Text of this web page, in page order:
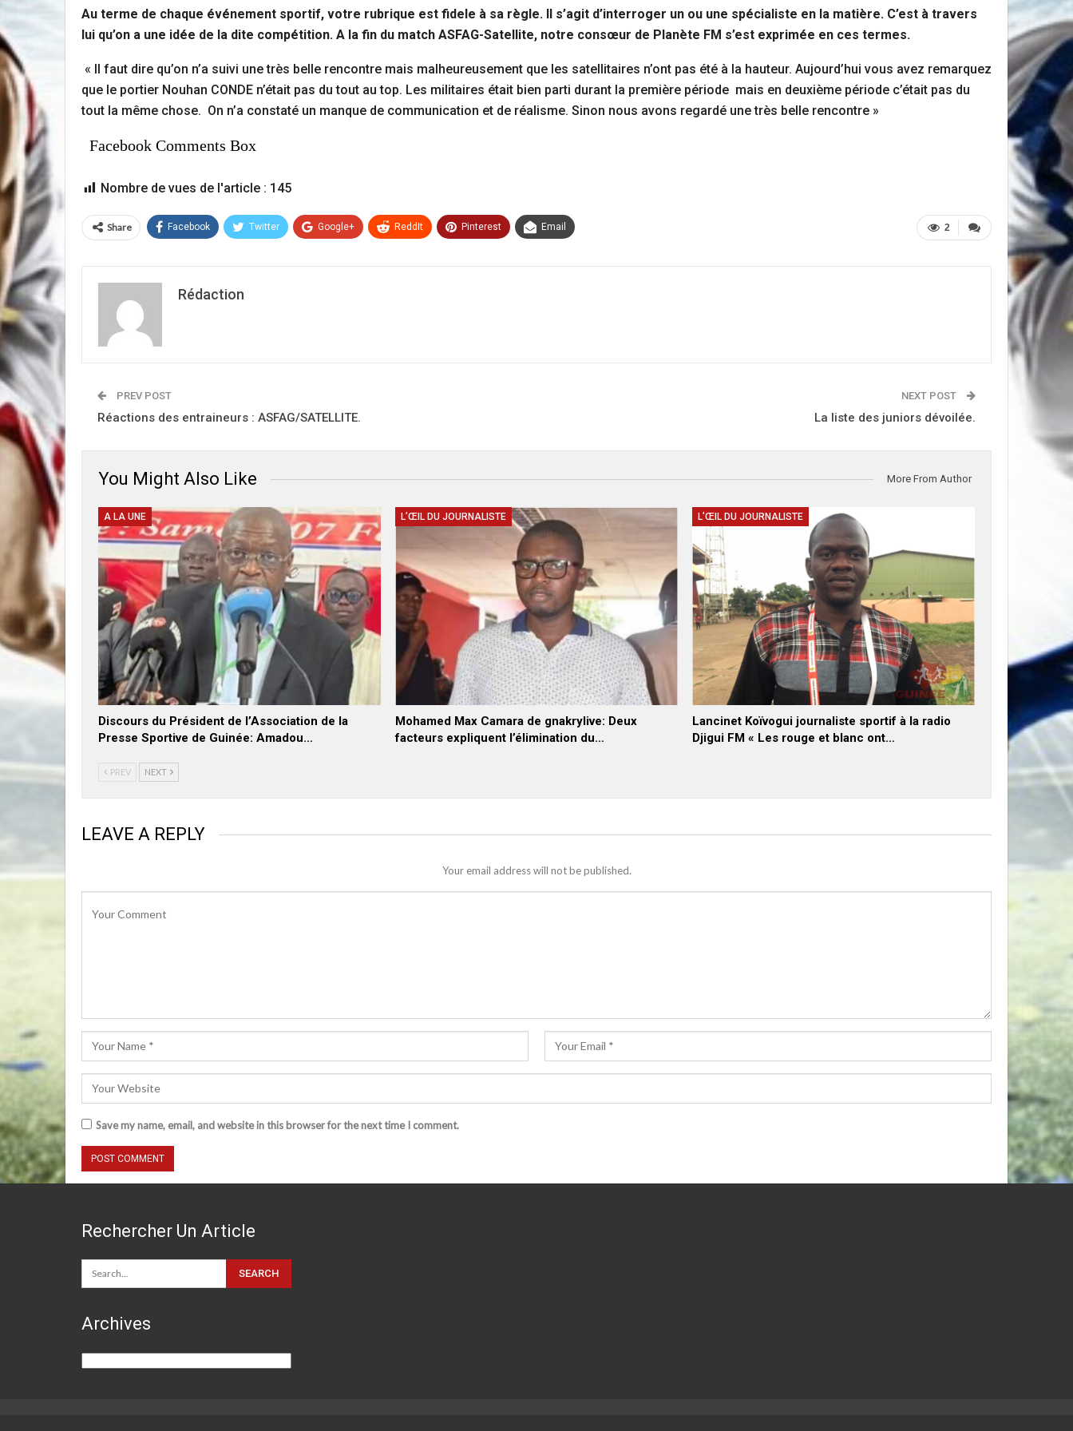
Au terme de chaque événement sportif, votre rubrique est fidele à sa règle. Il s’agit d’interroger un ou une spécialiste en la matière. C’est à travers
lui qu’on a une idée de la dite compétition. A la fin du match ASFAG-Satellite, notre consœur de Planète FM s’est exprimée en ces termes.
« Il faut dire qu’on n’a suivi une très belle rencontre mais malheureusement que les satellitaires n’ont pas été à la hauteur. Aujourd’hui vous avez remarquez
que le portier Nouhan CONDE n’était pas du tout au top. Les militaires était bien parti durant la première période mais en deuxième période c’était pas du
tout la même chose. On n’a constaté un manque de communication et de réalisme. Sinon nous avons regardé une très belle rencontre »
Facebook Comments Box
Nombre de vues de l'article : 145
2
Share Facebook Twitter Google+ ReddIt Pinterest Email
Rédaction
PREV POST
Réactions des entraineurs : ASFAG/SATELLITE.
NEXT POST
La liste des juniors dévoilée.
You Might Also Like More From Author
A LA UNE
Discours du Président de l’Association de la
Presse Sportive de Guinée: Amadou…
L’ŒIL DU JOURNALISTE
Mohamed Max Camara de gnakrylive: Deux
facteurs expliquent l’élimination du…
L’ŒIL DU JOURNALISTE
Lancinet Koïvogui journaliste sportif à la radio
Djigui FM « Les rouge et blanc ont…
PREV NEXT
LEAVE A REPLY
Your email address will not be published.
Save my name, email, and website in this browser for the next time I comment.
Rechercher Un Article
Archives